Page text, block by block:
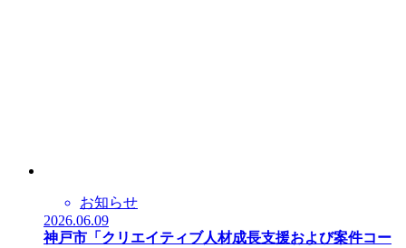
お知らせ
2026.06.09
神戸市「クリエイティブ人材成長支援および案件コー